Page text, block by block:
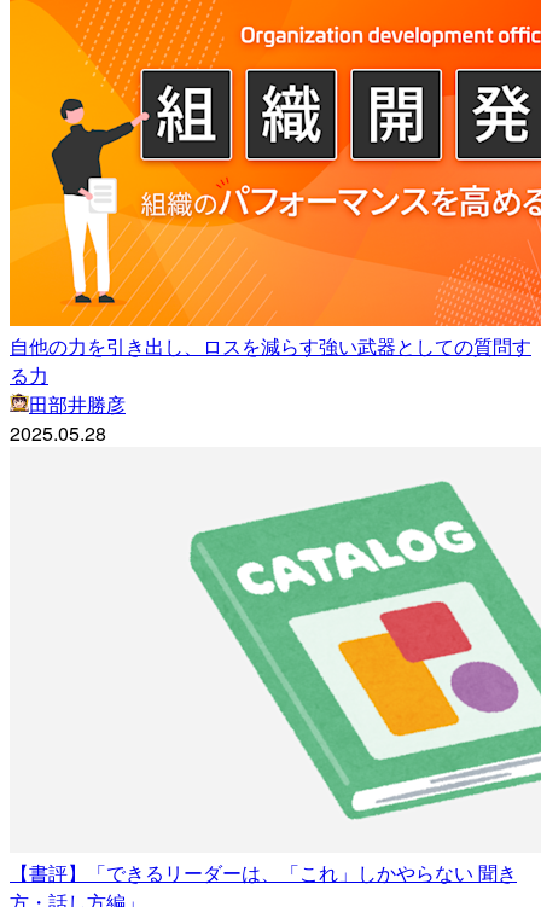
自他の力を引き出し、ロスを減らす強い武器としての質問す
る力
田部井勝彦
2025.05.28
【書評】「できるリーダーは、「これ」しかやらない 聞き
方・話し方編」